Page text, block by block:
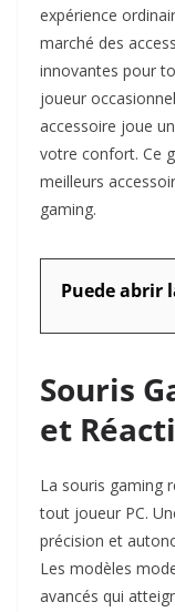
expérience
marché des
innovantes pour
joueur
accessoire joue
votre confort. Ce
meilleurs
gaming.​
Puede abrir
Souris
et
La souris gaming
tout joueur PC.
précision et
Les modèles
avancés qui